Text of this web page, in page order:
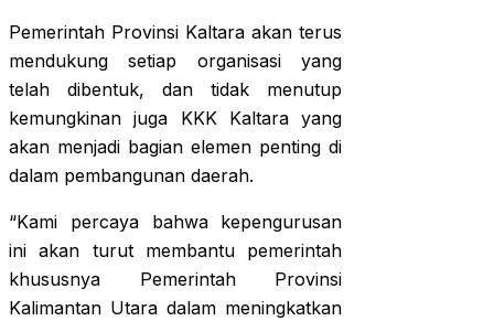
Pemerintah Provinsi Kaltara akan terus
mendukung setiap organisasi yang
telah dibentuk, dan tidak menutup
kemungkinan juga KKK Kaltara yang
akan menjadi bagian elemen penting di
dalam pembangunan daerah.
“Kami percaya bahwa kepengurusan
ini akan turut membantu pemerintah
khususnya Pemerintah Provinsi
Kalimantan Utara dalam meningkatkan